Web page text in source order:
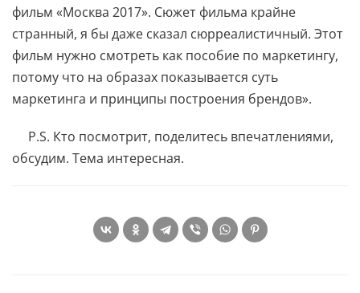
фильм «Москва 2017». Сюжет фильма крайне
странный, я бы даже сказал сюрреалистичный. Этот
фильм нужно смотреть как пособие по маркетингу,
потому что на образах показывается суть
маркетинга и принципы построения брендов».
P.S. Кто посмотрит, поделитесь впечатлениями,
обсудим. Тема интересная.